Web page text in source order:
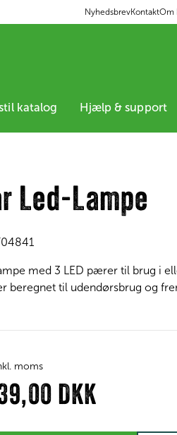
NyhedsbrevKontaktOm
katalog Hjælp & support
Led-Lampe
med 3 LED pærer til brug i
beregnet til udendørsbrug og
moms
DKK